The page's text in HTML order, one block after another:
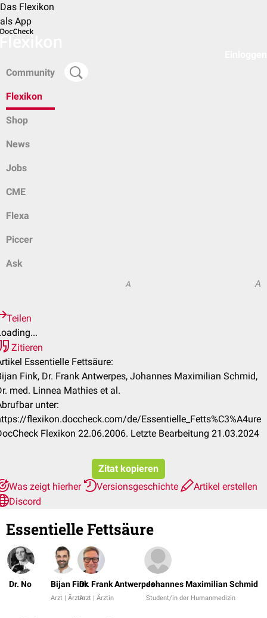
Das Flexikon
als App
Community
Flexikon
Shop
News
Jobs
CME
Flexa
Piccer
Ask
A A
Teilen
Zitieren
Essentielle Fettsäure:
Fink, Dr. Frank Antwerpes, Johannes Maximilian Schmid,
med. Linnea Mathies et al.
unter:
flexikon.doccheck.com/de/Essentielle_Fetts%C3%A4ure
Flexikon 22.06.2006. Letzte Bearbeitung 21.03.2024
Zitat kopieren
Was zeigt hierher
Versionsgeschichte
Artikel erstellen
Discord
Essentielle Fettsäure
Dr. No Bijan Fink
Arzt | Ärztin
Dr. Frank Antwerpes
Arzt | Ärztin
Johannes Maximilian Schmid
Student/in der Humanmedizin